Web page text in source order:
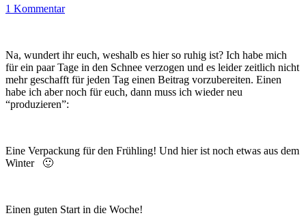
1 Kommentar
Na, wundert ihr euch, weshalb es hier so ruhig ist? Ich habe mich
für ein paar Tage in den Schnee verzogen und es leider zeitlich nicht
mehr geschafft für jeden Tag einen Beitrag vorzubereiten. Einen
habe ich aber noch für euch, dann muss ich wieder neu
“produzieren”:
Eine Verpackung für den Frühling! Und hier ist noch etwas aus dem
Winter 🙂
Einen guten Start in die Woche!